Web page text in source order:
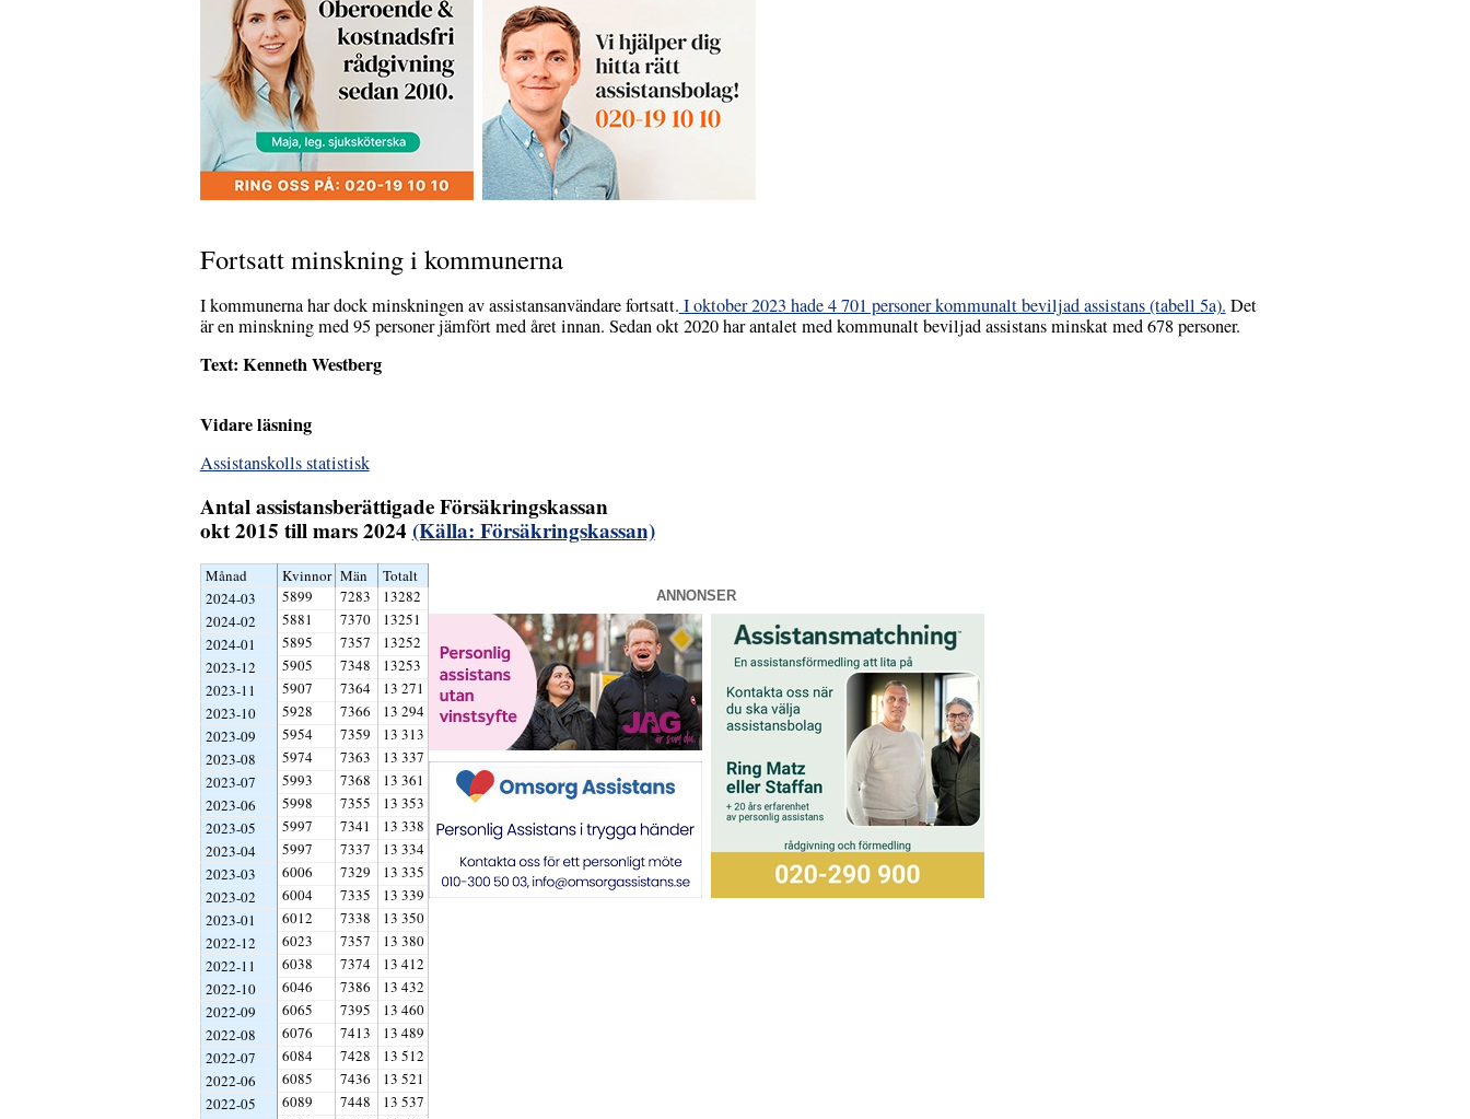
Fortsatt minskning i kommunerna
I kommunerna har dock minskningen av assistansanvändare fortsatt. I oktober 2023 hade 4 701 personer kommunalt beviljad assistans (tabell 5a). Det
är en minskning med 95 personer jämfört med året innan. Sedan okt 2020 har antalet med kommunalt beviljad assistans minskat med 678 personer.
Text: Kenneth Westberg
Vidare läsning
Assistanskolls statistisk
Antal assistansberättigade Försäkringskassan
okt 2015 till mars 2024 (Källa: Försäkringskassan)
Månad Kvinnor Män
Totalt
2024-03
5899 7283
13282
2024-02
5881 7370
13251
2024-01
5895 7357
13252
2023-12
5905 7348
13253
2023-11
5907 7364
13 271
2023-10
5928 7366
13 294
2023-09
5954 7359
13 313
2023-08
5974 7363
13 337
2023-07
5993 7368
13 361
2023-06
5998 7355
13 353
2023-05
5997 7341
13 338
2023-04
5997 7337
13 334
2023-03
6006 7329
13 335
2023-02
6004 7335
13 339
2023-01
6012 7338
13 350
2022-12
6023 7357
13 380
2022-11
6038 7374
13 412
2022-10
6046 7386
13 432
2022-09
6065 7395
13 460
2022-08
6076 7413
13 489
2022-07
6084 7428
13 512
2022-06
6085 7436
13 521
2022-05
6089 7448
13 537
ANNONSER